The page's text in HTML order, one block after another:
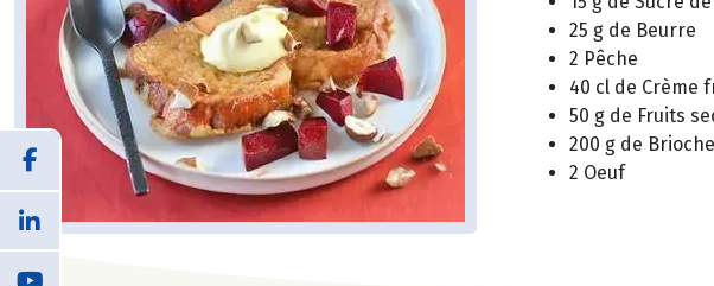
25 g de Beurre
2 Pêche
40 cl de Crème
50 g de Fruits
200 g de Brioche
2 Oeuf